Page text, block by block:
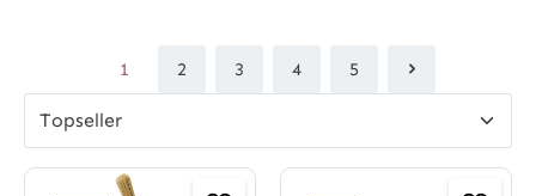
Seite
1
Seite
2
Seite
3
Seite
4
Seite
5